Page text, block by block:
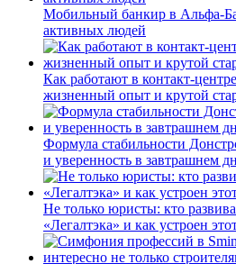
Мобильный банкир в Альфа-
активных людей
Как работают в контакт-
жизненный опыт и крутой
Формула стабильности
и уверенность в завтрашнем
Не только юристы: кто
«Легалтэка» и как устроен